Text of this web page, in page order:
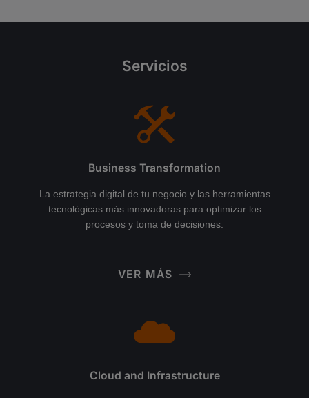
Servicios
Business Transformation
La estrategia digital de tu negocio y las herramientas
tecnológicas más innovadoras para optimizar los
procesos y toma de decisiones.
VER MÁS
Cloud and Infrastructure